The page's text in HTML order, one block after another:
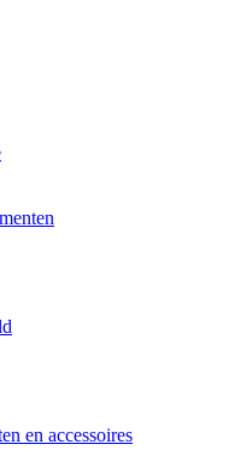
en accessoires